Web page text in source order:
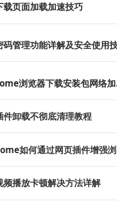
载页面加载加速技巧
管理功能详解及安全使用技
器下载安装包网络加速及代理配置教程
件卸载不彻底清理教程
如何通过网页插件增强浏览器体验
频播放卡顿解决方法详解